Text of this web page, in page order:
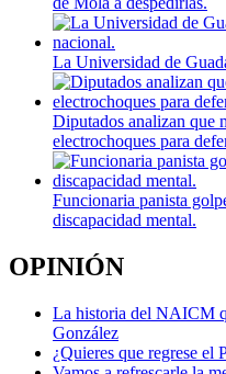
La Universidad de
Diputados analizan que
electrochoques para
Funcionaria panista
discapacidad mental.
OPINIÓN
La historia del NAICM
González
¿Quieres que regrese